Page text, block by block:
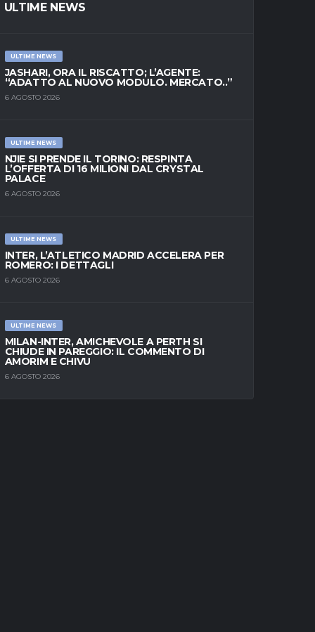
ULTIME NEWS
ULTIME NEWS
JASHARI, ORA IL RISCATTO; L’AGENTE:
“ADATTO AL NUOVO MODULO. MERCATO..”
6 AGOSTO 2026
ULTIME NEWS
NJIE SI PRENDE IL TORINO: RESPINTA
L’OFFERTA DI 16 MILIONI DAL CRYSTAL
PALACE
6 AGOSTO 2026
ULTIME NEWS
INTER, L’ATLETICO MADRID ACCELERA PER
ROMERO: I DETTAGLI
6 AGOSTO 2026
ULTIME NEWS
MILAN-INTER, AMICHEVOLE A PERTH SI
CHIUDE IN PAREGGIO: IL COMMENTO DI
AMORIM E CHIVU
6 AGOSTO 2026